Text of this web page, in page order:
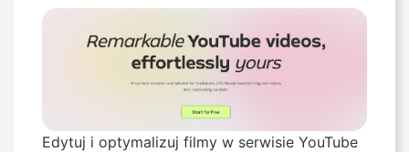
Edytuj i optymalizuj filmy w serwisie YouTube